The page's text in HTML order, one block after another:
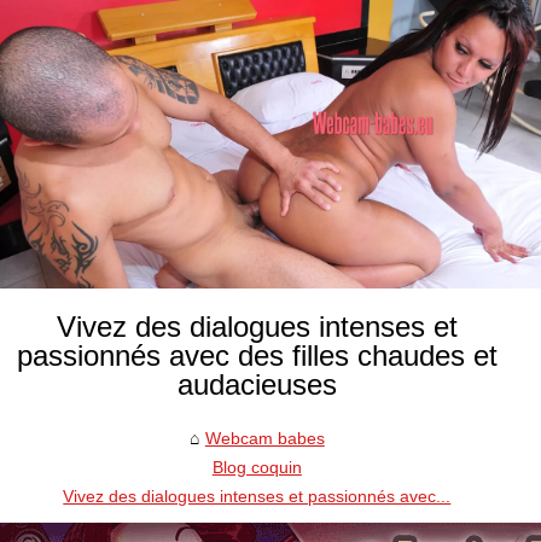
Vivez des dialogues intenses et
passionnés avec des filles chaudes et
audacieuses
Webcam babes
Blog coquin
Vivez des dialogues intenses et passionnés avec...